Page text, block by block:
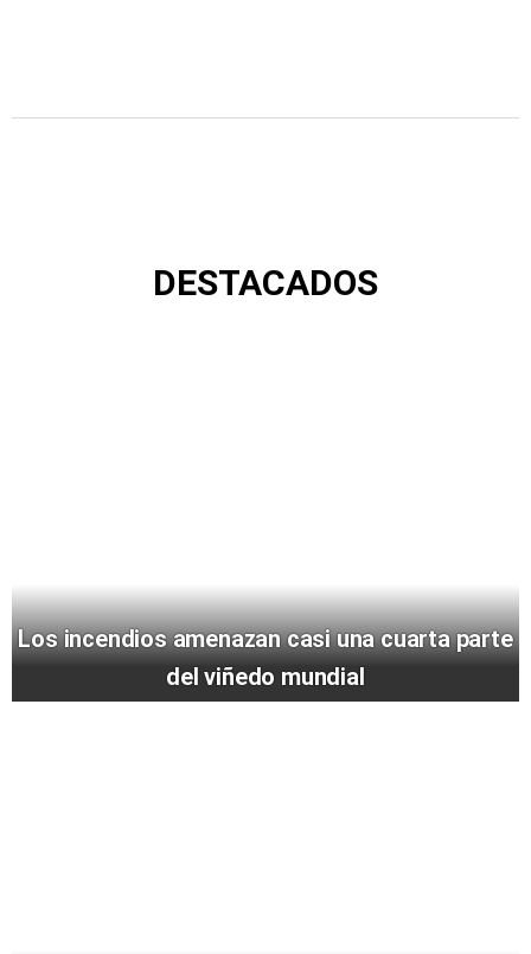
DESTACADOS
Los incendios amenazan casi una cuarta parte
del viñedo mundial